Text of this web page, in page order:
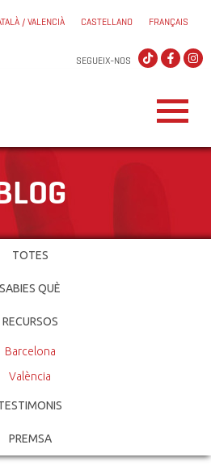
/ VALENCIÀ CASTELLANO FRANÇAIS
SEGUEIX-NOS
TOTES
SABIES QUÈ
RECURSOS
Barcelona
València
PREMSA